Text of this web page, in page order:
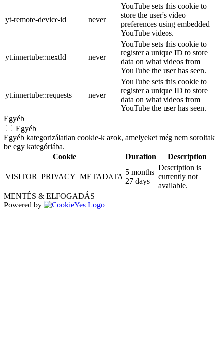
yt-remote-device-id never
YouTube sets this cookie to
store the user's video
preferences using embedded
YouTube videos.
yt.innertube::nextId never
YouTube sets this cookie to
register a unique ID to store
data on what videos from
YouTube the user has seen.
yt.innertube::requests never
YouTube sets this cookie to
register a unique ID to store
data on what videos from
YouTube the user has seen.
Egyéb
Egyéb
Egyéb kategorizálatlan cookie-k azok, amelyeket még nem soroltak
be egy kategóriába.
Cookie
Duration Description
VISITOR_PRIVACY_METADATA
5 months
27 days
Description is
currently not
available.
MENTÉS & ELFOGADÁS
Powered by